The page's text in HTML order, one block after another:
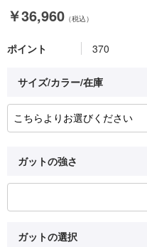
￥36,960 （税込）
ポイント 370
ガットの強さ
ガットの選択
サイズ/カラー/在庫